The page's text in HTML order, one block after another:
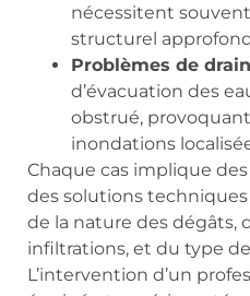
nécessitent
structurel
Problèmes de
d’évacuation des
obstrué,
inondations
Chaque cas implique
des solutions
de la nature des dégâts,
infiltrations, et du type
L’intervention d’un